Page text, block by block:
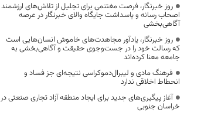
روز خبرنگار، فرصت مغتنمی برای تجلیل از تلاش‌های ارزشمند
اصحاب رسانه و پاسداشت جایگاه والای خبرنگار در عرصه
آگاهی‌بخشی
روز خبرنگار، یادآور مجاهدت‌های خاموش انسان‌هایی است
که رسالت خود را در جست‌وجوی حقیقت و آگاهی‌بخشی به
جامعه معنا کرده‌اند
فرهنگ مادی و لیبرال‌دموکراسی نتیجه‌ای جز فساد و
انحطاط اخلاقی ندارد
آغاز پیگیری‌های جدید برای ایجاد منطقه آزاد تجاری صنعتی در
خراسان جنوبی